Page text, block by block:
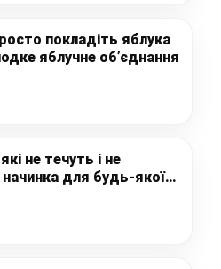
покладіть яблука
яблучне об’єднання
не течуть і не
для будь-якої